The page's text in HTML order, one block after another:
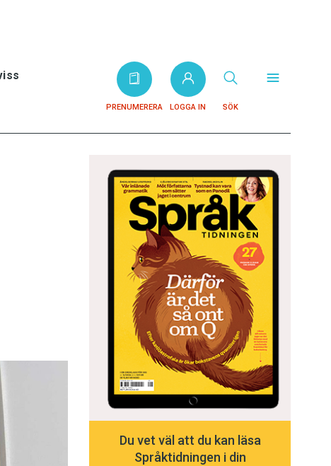
PRENUMERERA LOGGA IN SÖK
Du vet väl att du kan läsa
Språktidningen i din